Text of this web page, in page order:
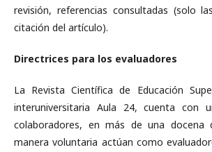
revisión, referencias consultadas (solo
citación del artículo).
Directrices para los evaluadores
La Revista Científica de Educación
interuniversitaria Aula 24, cuenta con
colaboradores, en más de una docena
manera voluntaria actúan como